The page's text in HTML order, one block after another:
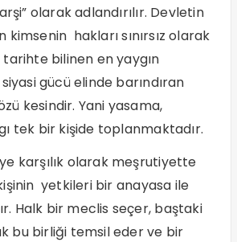
olarak adlandırılır. Devletin
kimsenin hakları sınırsız olarak
bilinen en yaygın
gücü elinde barındıran
kesindir. Yani yasama,
tek bir kişide toplanmaktadır.
karşılık olarak meşrutiyette
yetkileri bir anayasa ile
Halk bir meclis seçer, baştaki
bu birliği temsil eder ve bir